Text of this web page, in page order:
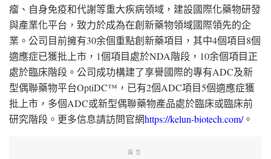
瘤、自身免疫和代謝等重大疾病領域，建設國際化藥物研發
與產業化平台，致力於成為在創新藥物領域國際領先的企
業。公司目前擁有30余個重點創新藥項目，其中4個項目8個
適應症已獲批上市，1個項目處於NDA階段，10余個項目正
處於臨床階段。公司成功構建了享譽國際的專有ADC及新
型偶聯藥物平台OptiDC™，已有2個ADC項目5個適應症獲
批上市，多個ADC或新型偶聯藥物產品處於臨床或臨床前
研究階段。更多信息請訪問官網https://kelun-biotech.com/。
廣告